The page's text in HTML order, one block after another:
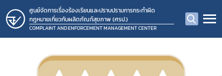
ศูนย์จัดการเรื่องร้องเรียนและปราบปรามการกระทำผิด
กฎหมายเกี่ยวกับผลิตภัณฑ์สุขภาพ (ศรป.)
COMPLAINT AND ENFORCEMENT MANAGEMENT CENTER